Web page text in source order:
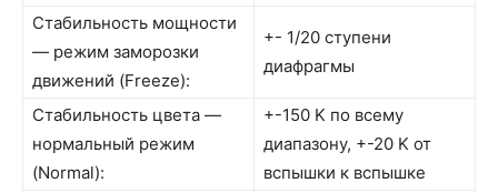
Стабильность мощности
— режим заморозки
движений (Freeze):
+- 1/20 ступени
диафрагмы
Стабильность цвета —
нормальный режим
(Normal):
+-150 K по всему
диапазону, +-20 K от
вспышки к вспышке